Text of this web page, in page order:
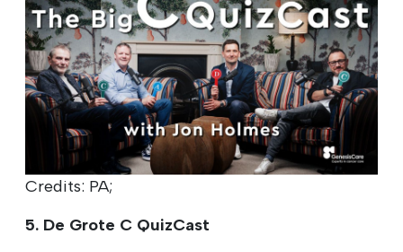
Credits: PA;
5. De Grote C QuizCast